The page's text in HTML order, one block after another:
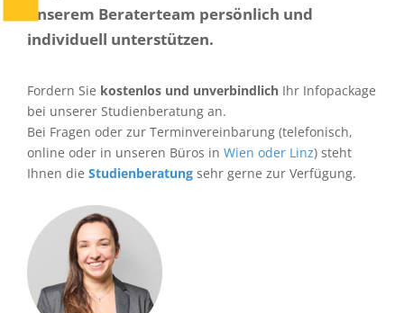
unserem Beraterteam persönlich und
individuell unterstützen.
Fordern Sie kostenlos und unverbindlichIhr Infopackage
bei unserer Studienberatung an.
Bei Fragen oder zur Terminvereinbarung (telefonisch,
online oder in unseren Büros in Wien oder Linz) steht
Ihnen die Studienberatung sehr gerne zur Verfügung.